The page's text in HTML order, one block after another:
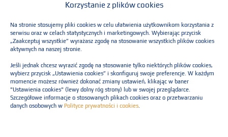
Korzystanie z plików cookies
Na stronie stosujemy pliki cookies w celu ułatwienia użytkownikom korzystania z
serwisu oraz w celach statystycznych i marketingowych. Wybierając przycisk
„Zaakceptuj wszystkie” wyrażasz zgodę na stosowanie wszystkich plików cookies
aktywnych na naszej stronie.
Jeśli jednak chcesz wyrazić zgodę na stosowanie tylko niektórych plików cookies,
wybierz przycisk „Ustawienia cookies” i skonfiguruj swoje preferencje. W każdym
momencie możesz również dokonać zmiany ustawień, klikając w baner
"Ustawienia cookies" (lewy dolny róg strony) lub w swojej przeglądarce.
Szczegółowe informacje o stosowanych plikach cookies oraz o przetwarzaniu
danych osobowych w Polityce prywatności i cookies
i usługach Administratora) na podany adres e-mail – na podstawie art. 6 ust.
sprostowania, usunięcia, ograniczenia przetwarzania, przenoszenia danych
oraz wniesienia sprzeciwu. Masz również prawo do wniesienia skargi do
Więcej informacji wPolityce prywatności.
Please leave this field empty.